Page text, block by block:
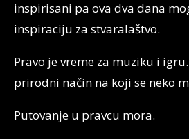
inspirisani pa ova dva dana
inspiraciju za stvaralaštvo.
Pravo je vreme za muziku i
prirodni način na koji se neko
Putovanje u pravcu mora.